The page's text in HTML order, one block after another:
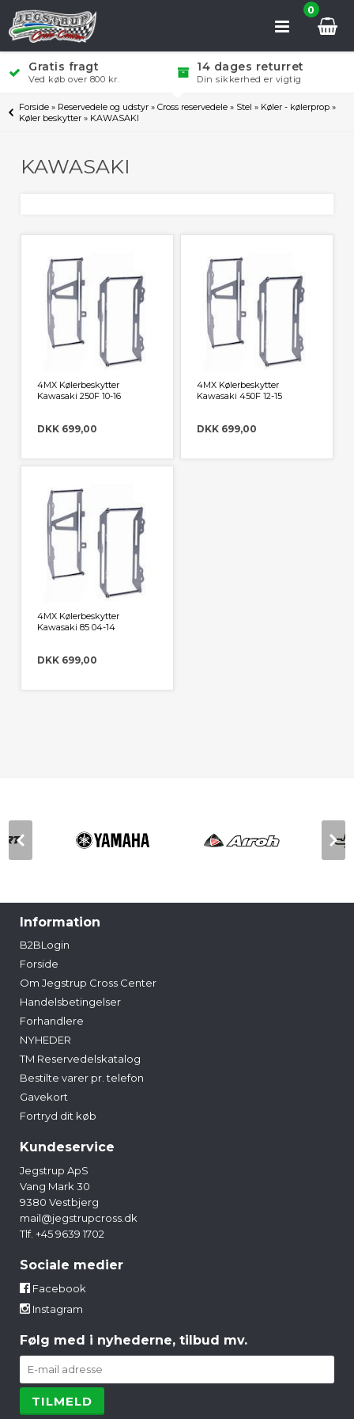
0
Gratis fragt
Ved køb over 800 kr.
14 dages returret
Din sikkerhed er vigtig
Forside » Reservedele og udstyr»Cross reservedele » Stel » Køler - kølerprop »
Køler beskytter » KAWASAKI
KAWASAKI
4MX Kølerbeskytter
Kawasaki 250F 10-16
DKK 699,00
4MX Kølerbeskytter
Kawasaki 450F 12-15
DKK 699,00
4MX Kølerbeskytter
Kawasaki 85 04-14
DKK 699,00
Information
B2BLogin
Forside
Om Jegstrup Cross Center
Handelsbetingelser
Forhandlere
NYHEDER
TM Reservedelskatalog
Bestilte varer pr. telefon
Gavekort
Fortryd dit køb
Kundeservice
Jegstrup ApS
Vang Mark 30
9380 Vestbjerg
mail@jegstrupcross.dk
Tlf. +45 9639 1702
Sociale medier
Facebook
Instagram
Følg med i nyhederne, tilbud mv.